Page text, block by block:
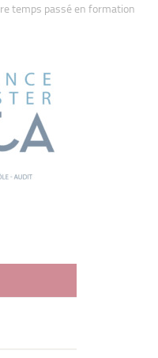
temps passé en formation